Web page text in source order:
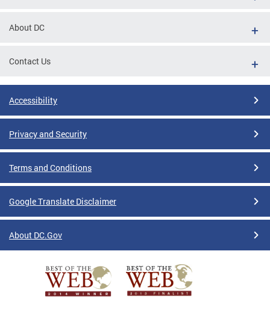
About DC
Contact Us
Accessibility
Privacy and Security
Terms and Conditions
Google Translate Disclaimer
About DC.Gov